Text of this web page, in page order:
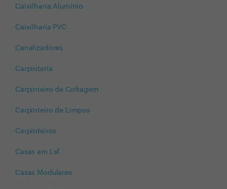
Caixilharia Alumínio
Caixilharia PVC
Canalizadores
Carpintaria
Carpinteiro de Cofragem
Carpinteiro de Limpos
Carpinteiros
Casas em Lsf
Casas Modulares